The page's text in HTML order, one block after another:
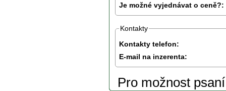
Je možné vyjednávat o ceně?:
Kontakty
Kontakty telefon:
E-mail na inzerenta:
Pro možnost